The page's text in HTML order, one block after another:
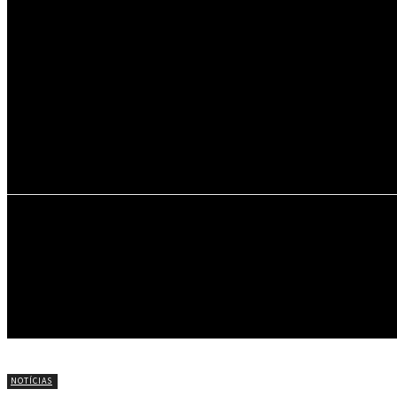
NOTÍCIAS